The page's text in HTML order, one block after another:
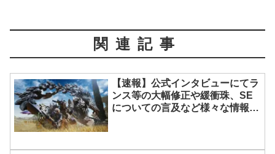
関連記事
【速報】公式インタビューにてラ
ンス等の大幅修正や緩衝珠、SE
についての言及など様々な情報が